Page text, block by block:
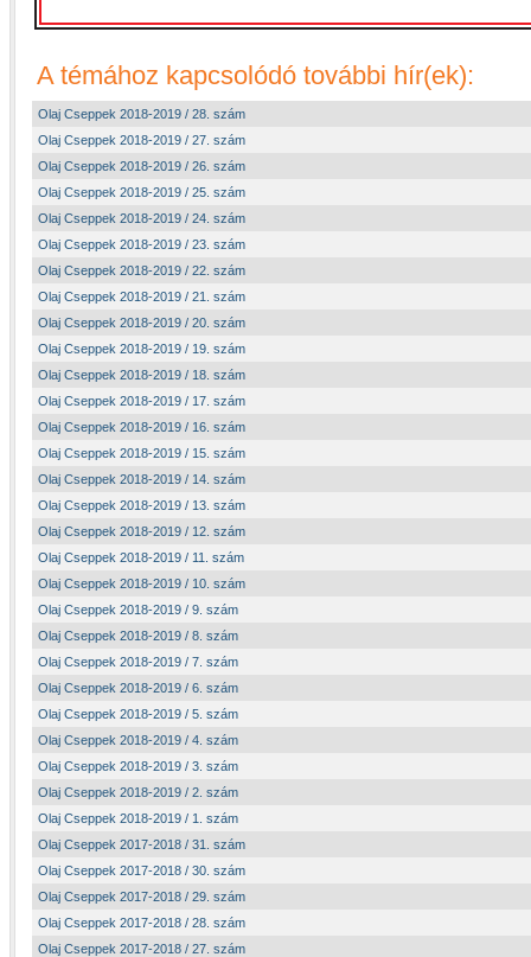
A témához kapcsolódó további hír(ek):
Olaj Cseppek 2018-2019 / 28. szám
Olaj Cseppek 2018-2019 / 27. szám
Olaj Cseppek 2018-2019 / 26. szám
Olaj Cseppek 2018-2019 / 25. szám
Olaj Cseppek 2018-2019 / 24. szám
Olaj Cseppek 2018-2019 / 23. szám
Olaj Cseppek 2018-2019 / 22. szám
Olaj Cseppek 2018-2019 / 21. szám
Olaj Cseppek 2018-2019 / 20. szám
Olaj Cseppek 2018-2019 / 19. szám
Olaj Cseppek 2018-2019 / 18. szám
Olaj Cseppek 2018-2019 / 17. szám
Olaj Cseppek 2018-2019 / 16. szám
Olaj Cseppek 2018-2019 / 15. szám
Olaj Cseppek 2018-2019 / 14. szám
Olaj Cseppek 2018-2019 / 13. szám
Olaj Cseppek 2018-2019 / 12. szám
Olaj Cseppek 2018-2019 / 11. szám
Olaj Cseppek 2018-2019 / 10. szám
Olaj Cseppek 2018-2019 / 9. szám
Olaj Cseppek 2018-2019 / 8. szám
Olaj Cseppek 2018-2019 / 7. szám
Olaj Cseppek 2018-2019 / 6. szám
Olaj Cseppek 2018-2019 / 5. szám
Olaj Cseppek 2018-2019 / 4. szám
Olaj Cseppek 2018-2019 / 3. szám
Olaj Cseppek 2018-2019 / 2. szám
Olaj Cseppek 2018-2019 / 1. szám
Olaj Cseppek 2017-2018 / 31. szám
Olaj Cseppek 2017-2018 / 30. szám
Olaj Cseppek 2017-2018 / 29. szám
Olaj Cseppek 2017-2018 / 28. szám
Olaj Cseppek 2017-2018 / 27. szám